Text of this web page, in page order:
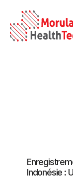
Indonésie :